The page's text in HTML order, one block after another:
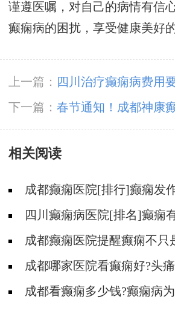
谨遵医嘱，对自己的病情有信
癫痫病的困扰，享受健康美好
上一篇：
四川治疗癫痫病费用
作时怎么护理?
下一篇： 春节通知！成都神康
假，正常接诊!
相关阅读
成都癫痫医院[排行]癫痫发
四川癫痫病医院[排名]癫痫
成都癫痫医院提醒癫痫不只
癫痫多样的症状！
成都哪家医院看癫痫好?头
什么症状?
成都看癫痫多少钱?癫痫病